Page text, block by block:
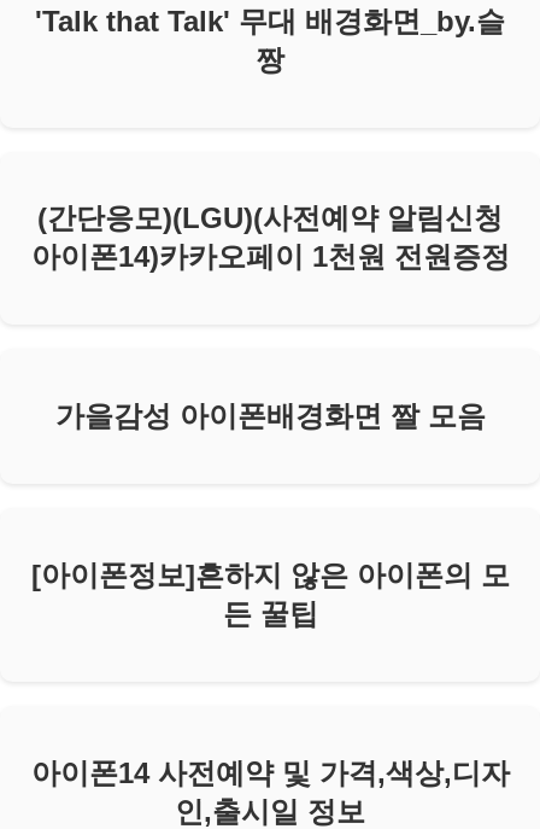
'Talk that Talk' 무대 배경화면_by.슬
짱
(간단응모)(LGU)(사전예약 알림신청
아이폰14)카카오페이 1천원 전원증정
가을감성 아이폰배경화면 짤 모음
[아이폰정보]흔하지 않은 아이폰의 모
든 꿀팁
아이폰14 사전예약 및 가격,색상,디자
인,출시일 정보